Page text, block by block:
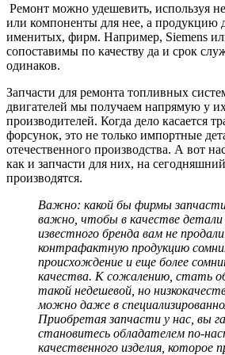
Ремонт можно удешевить, используя
или компоненты для нее, а продукцию
именитых, фирм. Например, Siemens
сопоставимы по качеству да и срок
одинаков.
Запчасти для ремонта топливных
двигателей мы получаем напрямую у
производителей. Когда дело касается
форсунок, это не только импортные
отечественного производства. А вот
как и запчасти для них, на
производятся.
Важно: какой бы фирмы
важно, чтобы в качестве детали
известного бренда вам не продали
контрафактную продукцию
происхождение и еще более
качества. К сожалению, стать
такой недешевой, но
можно даже в
Приобретая запчасти у нас, вы
становитесь обладателем по-
качественного изделия, которое